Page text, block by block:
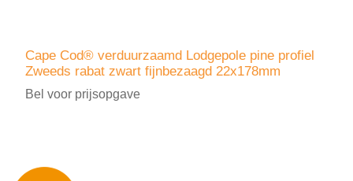
Cape Cod® verduurzaamd Lodgepole pine profiel
Zweeds rabat zwart fijnbezaagd 22x178mm
Bel voor prijsopgave